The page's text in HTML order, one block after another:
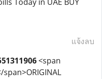
แจ้งลบ
<span